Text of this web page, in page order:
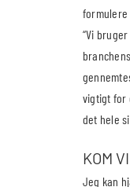
“Vi
vigtigt for
det hele
KOM
Jeg kan